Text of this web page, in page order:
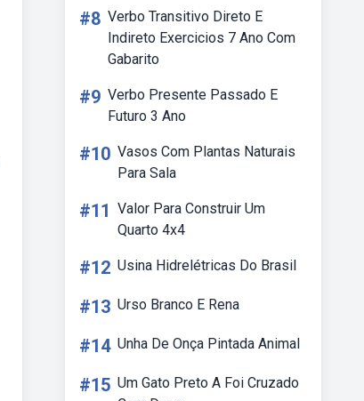
#8 Verbo Transitivo Direto E
Indireto Exercicios 7 Ano Com
Gabarito
#9 Verbo Presente Passado E
Futuro 3 Ano
#10 Vasos Com Plantas Naturais
Para Sala
#11 Valor Para Construir Um
Quarto 4x4
#12 Usina Hidrelétricas Do Brasil
#13 Urso Branco E Rena
#14 Unha De Onça Pintada Animal
#15 Um Gato Preto A Foi Cruzado